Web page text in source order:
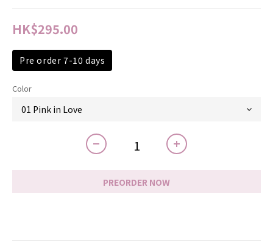
HK$295.00
Pre order 7-10 days
Color
PREORDER NOW